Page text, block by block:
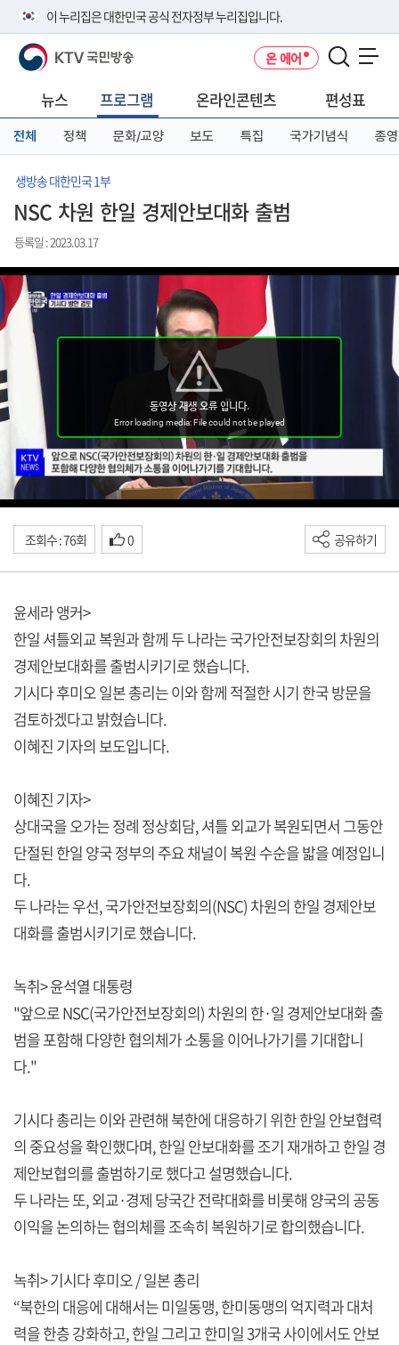
이 누리집은 대한민국 공식 전자정부 누리집입니다.
공식 누리집 주소 확인하기
니다.
이밖에 or.kr 또는 .kr등 다른 도메인 주소를 사용하고 있다면 아래 URL에
서 도메인 주소를 확인해 보세요
KTV 국민방송 온 에어
뉴스 프로그램 온라인콘텐츠 편성표
전체 정책 문화/교양 보도 특집 국가기념식 종영
생방송 대한민국 1부
NSC 차원 한일 경제안보대화 출범
등록일 : 2023.03.17
조회수 : 76회 0 공유하기
윤세라 앵커>
한일 셔틀외교 복원과 함께 두 나라는 국가안전보장회의 차원의
경제안보대화를 출범시키기로 했습니다.
기시다 후미오 일본 총리는 이와 함께 적절한 시기 한국 방문을
검토하겠다고 밝혔습니다.
이혜진 기자의 보도입니다.
이혜진 기자>
상대국을 오가는 정례 정상회담, 셔틀 외교가 복원되면서 그동안
단절된 한일 양국 정부의 주요 채널이 복원 수순을 밟을 예정입니
다.
두 나라는 우선, 국가안전보장회의(NSC) 차원의 한일 경제안보
대화를 출범시키기로 했습니다.
녹취> 윤석열 대통령
"앞으로 NSC(국가안전보장회의) 차원의 한·일 경제안보대화 출
범을 포함해 다양한 협의체가 소통을 이어나가기를 기대합니
다."
기시다 총리는 이와 관련해 북한에 대응하기 위한 한일 안보협력
의 중요성을 확인했다며, 한일 안보대화를 조기 재개하고 한일 경
제안보협의를 출범하기로 했다고 설명했습니다.
두 나라는 또, 외교·경제 당국간 전략대화를 비롯해 양국의 공동
이익을 논의하는 협의체를 조속히 복원하기로 합의했습니다.
녹취> 기시다 후미오 / 일본 총리
“북한의 대응에 대해서는 미일동맹, 한미동맹의 억지력과 대처
력을 한층 강화하고, 한일 그리고 한미일 3개국 사이에서도 안보